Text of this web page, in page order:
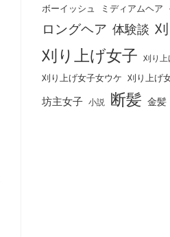
ボーイッシュ ミディアムヘア
ロングヘア 体験談
刈り上げ女子 刈り上
刈り上げ女子女ウケ 刈り上げ
坊主女子 小説 断髪 金髪